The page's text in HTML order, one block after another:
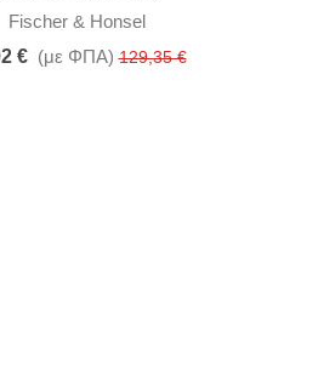
Fischer & Honsel
€ (με ΦΠΑ) 129,35 €